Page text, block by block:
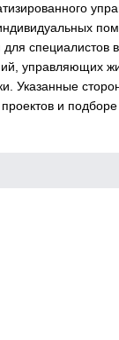
специалистов
управляющих
Указанные
и